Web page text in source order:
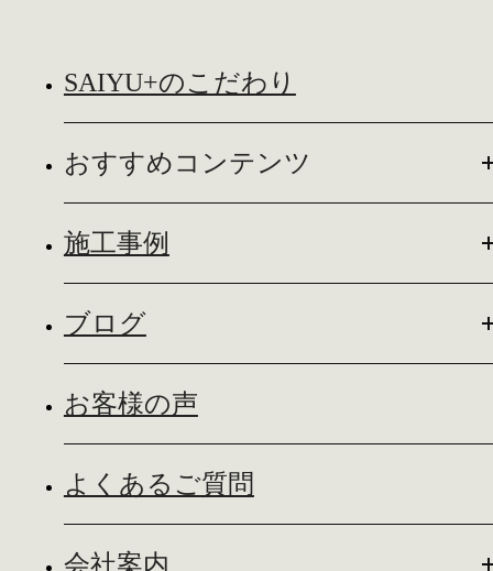
SAIYU+のこだわり
おすすめコンテンツ
施工事例
ブログ
お客様の声
よくあるご質問
会社案内